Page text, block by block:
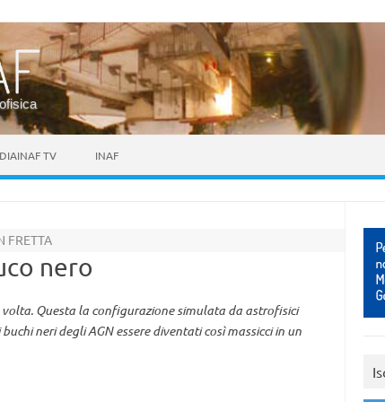
TV INAF
FRETTA
nero
Questa la configurazione simulata da astrofisici
neri degli AGN essere diventati così massicci in un